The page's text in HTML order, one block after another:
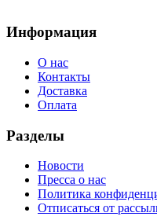
Информация
О нас
Контакты
Доставка
Оплата
Разделы
Новости
Пресса о нас
Политика
Отписаться от